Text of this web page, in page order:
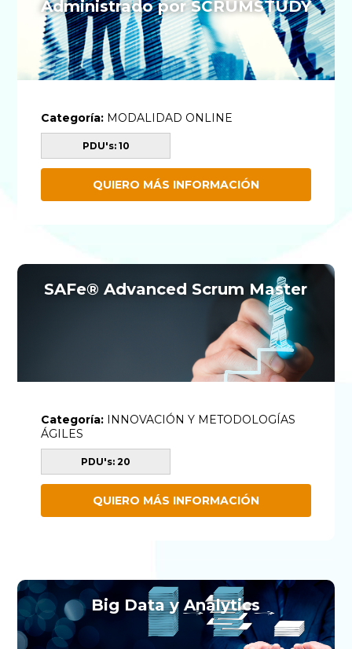
Administrado por SCRUMSTUDY
Categoría: MODALIDAD ONLINE
PDU's: 10
QUIERO MÁS INFORMACIÓN
SAFe® Advanced Scrum Master
Categoría: INNOVACIÓN Y METODOLOGÍAS
ÁGILES
PDU's: 20
QUIERO MÁS INFORMACIÓN
Big Data y Analytics